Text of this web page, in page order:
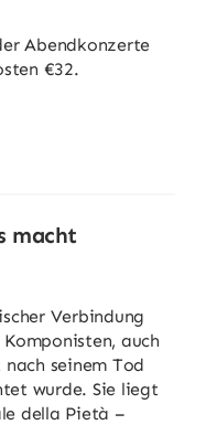
Abendkonzerte
€32.
macht
Verbindung
auch
seinem Tod
wurde. Sie liegt
della Pietà –